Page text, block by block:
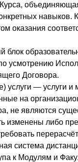
навыков.
оказания
блок
усмотрению
Договора.
услуги — услуги
на
не являются
изменены либо
система
к Модулям и